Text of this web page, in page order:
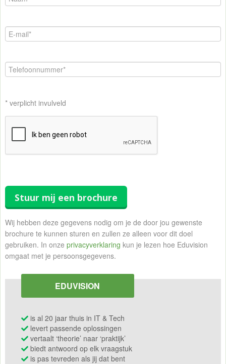
* verplicht invulveld
Stuur mij een brochure
Wij hebben deze gegevens nodig om je de door jou gewenste
brochure te kunnen sturen en zullen ze alleen voor dit doel
gebruiken. In onze privacyverklaring kun je lezen hoe Eduvision
omgaat met je persoonsgegevens.
EDUVISION
is al 20 jaar thuis in IT & Tech
levert passende oplossingen
vertaalt ‘theorie’ naar ‘praktijk’
biedt antwoord op elk vraagstuk
is pas tevreden als jij dat bent